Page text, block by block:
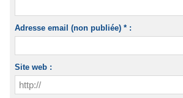
Adresse email (non publiée) * :
Site web :